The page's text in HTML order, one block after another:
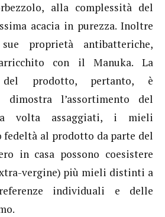
alla complessità del
acacia in purezza. Inoltre
proprietà antibatteriche,
con il Manuka. La
del prodotto, pertanto, è
dimostra l’assortimento del
volta assaggiati, i mieli
fedeltà al prodotto da parte del
in casa possono coesistere
vergine) più mieli distinti a
individuali e delle